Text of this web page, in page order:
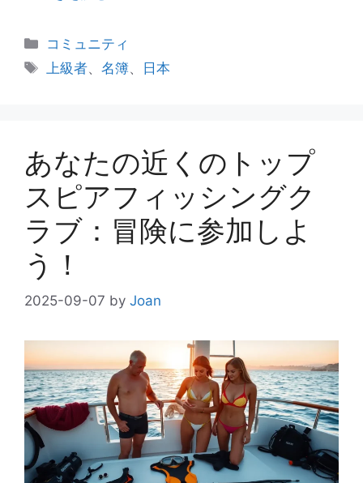
カ
テ
コミュニティ
タ
上級者、名簿、 日本
あなたの近くのトップ
スピアフィッシングク
ラブ：冒険に参加しよ
う！
2025-09-07 by Joan